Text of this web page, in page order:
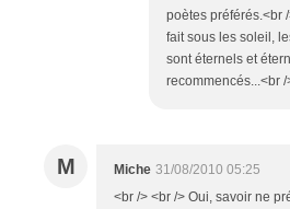
poètes préférés.<br
fait sous les soleil,
sont éternels et
recommencés...<br
M Miche 31/08/2010 05:25
<br /> <br /> Oui, savoir ne